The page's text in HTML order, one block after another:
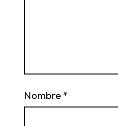
Nombre *